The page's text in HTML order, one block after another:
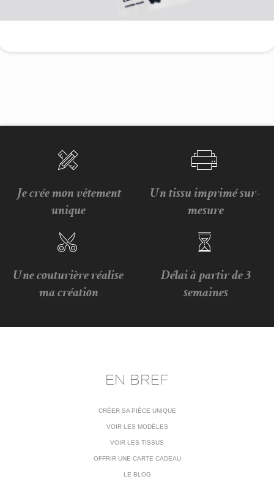
Je crée mon vêtement
unique
Un tissu imprimé sur-
mesure
Une couturière réalise
ma création
Délai à partir de 3
semaines
EN BREF
CRÉER SA PIÈCE UNIQUE
VOIR LES MODÈLES
VOIR LES TISSUS
OFFRIR UNE CARTE CADEAU
LE BLOG